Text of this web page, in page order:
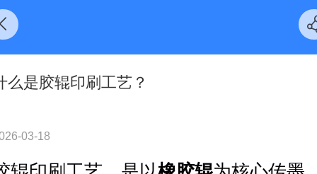
么是胶辊印刷工艺？
03-18